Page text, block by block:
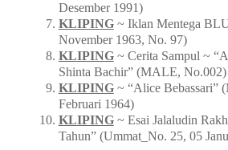
Desember 1991)
KLIPING~ Iklan Mentega
November 1963, No. 97)
KLIPING~ Cerita Sampul ~
Shinta Bachir” (MALE, No.002)
KLIPING~ “Alice Bebassari”
Februari 1964)
KLIPING~ Esai Jalaludin
Tahun” (Ummat_No. 25, 05